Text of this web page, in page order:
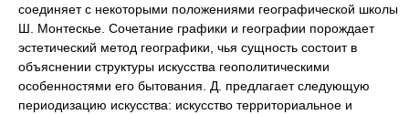
соединяет с некоторыми положениями географической школы
Ш. Монтескье. Сочетание графики и географии порождает
эстетический метод географики, чья сущность состоит в
объяснении структуры искусства геополитическими
особенностями его бытования. Д. предлагает следующую
периодизацию искусства: искусство территориальное и